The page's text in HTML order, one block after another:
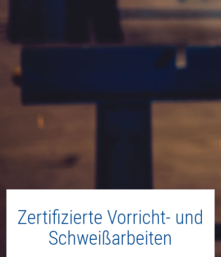
Zertifizierte Vorricht- und
Schweißarbeiten